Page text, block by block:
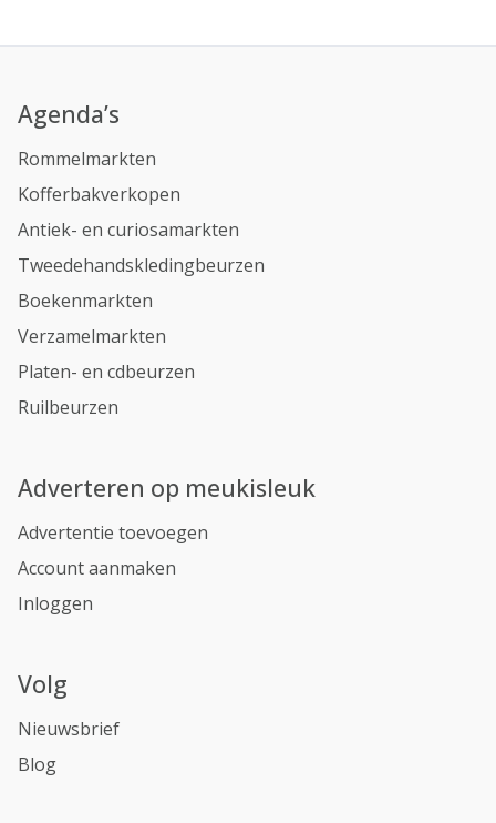
Agenda’s
Rommelmarkten
Kofferbakverkopen
Antiek- en curiosamarkten
Tweedehandskledingbeurzen
Boekenmarkten
Verzamelmarkten
Platen- en cdbeurzen
Ruilbeurzen
Adverteren op meukisleuk
Advertentie toevoegen
Account aanmaken
Inloggen
Volg
Nieuwsbrief
Blog